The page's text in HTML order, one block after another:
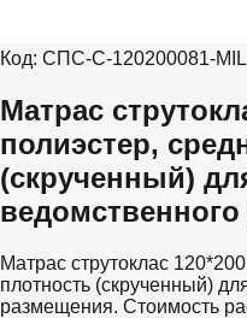
Код: СПС-С-120200081-MIL
Матрас
полиэстер,
(скрученный)
Матрас струтоклас
плотность (скрученный)
размещения. Стоимость